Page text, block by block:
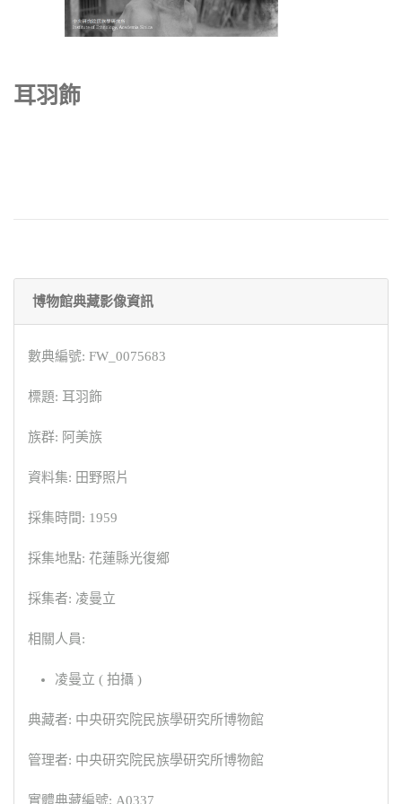
耳羽飾
博物館典藏影像資訊
數典編號: FW_0075683
標題: 耳羽飾
族群: 阿美族
資料集: 田野照片
採集時間: 1959
採集地點: 花蓮縣光復鄉
採集者: 凌曼立
相關人員:
凌曼立 ( 拍攝 )
典藏者: 中央研究院民族學研究所博物館
管理者: 中央研究院民族學研究所博物館
實體典藏編號: A0337